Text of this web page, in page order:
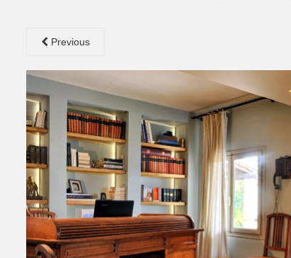
Previous